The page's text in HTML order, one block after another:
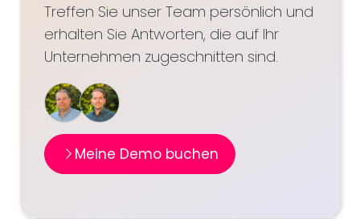
Treffen Sie unser Team persönlich und
erhalten Sie Antworten, die auf Ihr
Unternehmen zugeschnitten sind.
Meine Demo buchen